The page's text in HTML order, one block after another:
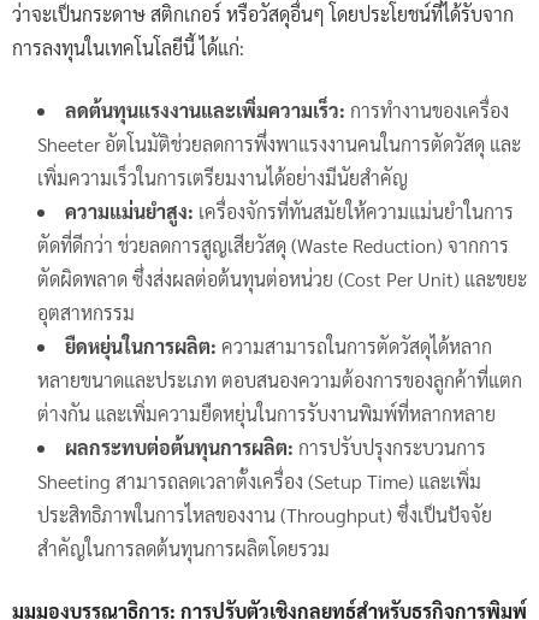
ว่าจะเป็นกระดาษ สติกเกอร์ หรือวัสดุอื่นๆ โดยประโยชน์ที่ได้รับจาก
การลงทุนในเทคโนโลยีนี้ ได้แก่:
ลดต้นทุนแรงงานและเพิ่มความเร็ว: การทำงานของเครื่อง
Sheeter อัตโนมัติช่วยลดการพึ่งพาแรงงานคนในการตัดวัสดุ และ
เพิ่มความเร็วในการเตรียมงานได้อย่างมีนัยสำคัญ
ความแม่นยำสูง: เครื่องจักรที่ทันสมัยให้ความแม่นยำในการ
ตัดที่ดีกว่า ช่วยลดการสูญเสียวัสดุ (Waste Reduction) จากการ
ตัดผิดพลาด ซึ่งส่งผลต่อต้นทุนต่อหน่วย (Cost Per Unit) และขยะ
อุตสาหกรรม
ยืดหยุ่นในการผลิต: ความสามารถในการตัดวัสดุได้หลาก
หลายขนาดและประเภท ตอบสนองความต้องการของลูกค้าที่แตก
ต่างกัน และเพิ่มความยืดหยุ่นในการรับงานพิมพ์ที่หลากหลาย
ผลกระทบต่อต้นทุนการผลิต: การปรับปรุงกระบวนการ
Sheeting สามารถลดเวลาตั้งเครื่อง (Setup Time) และเพิ่ม
ประสิทธิภาพในการไหลของงาน (Throughput) ซึ่งเป็นปัจจัย
สำคัญในการลดต้นทุนการผลิตโดยรวม
มุมมองบรรณาธิการ: การปรับตัวเชิงกลยุทธ์สำหรับธุรกิจการพิมพ์